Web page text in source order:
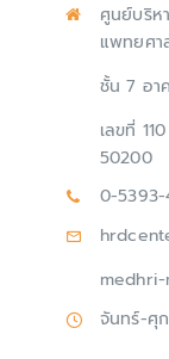
ศูนย์บริ
แพทยศา
ชั้น 7 อา
เลขที่
50200
0-5393-
medhri-
จันทร์-ศุ